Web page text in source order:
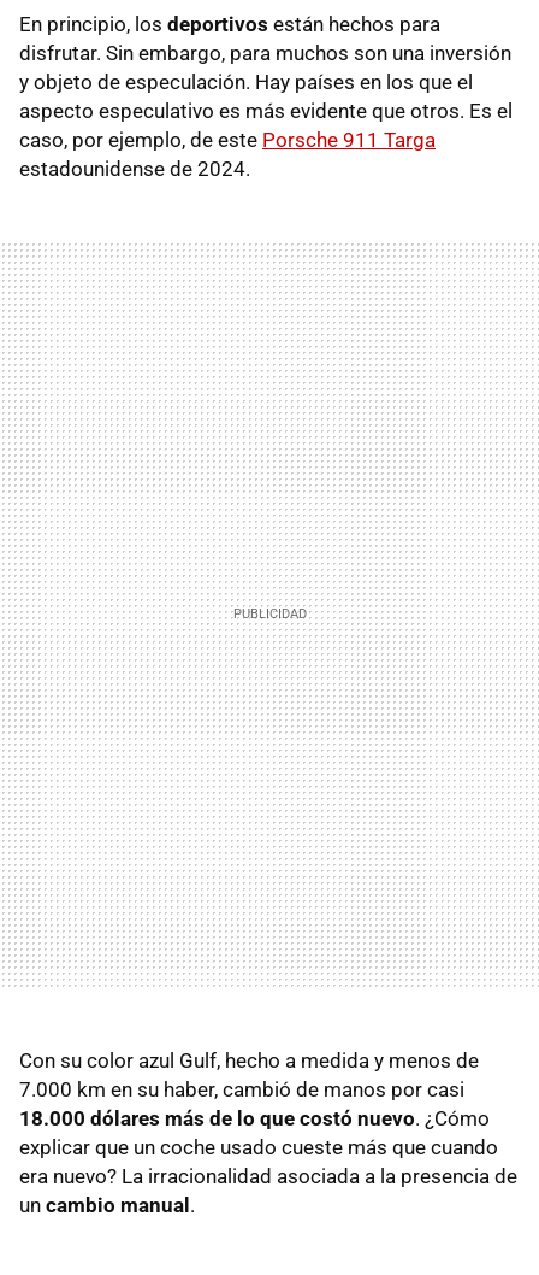
En principio, los deportivos están hechos para
disfrutar. Sin embargo, para muchos son una inversión
y objeto de especulación. Hay países en los que el
aspecto especulativo es más evidente que otros. Es el
caso, por ejemplo, de este Porsche 911 Targa
estadounidense de 2024.
Con su color azul Gulf, hecho a medida y menos de
7.000 km en su haber, cambió de manos por casi
18.000 dólares más de lo que costó nuevo. ¿Cómo
explicar que un coche usado cueste más que cuando
era nuevo? La irracionalidad asociada a la presencia de
un cambio manual.